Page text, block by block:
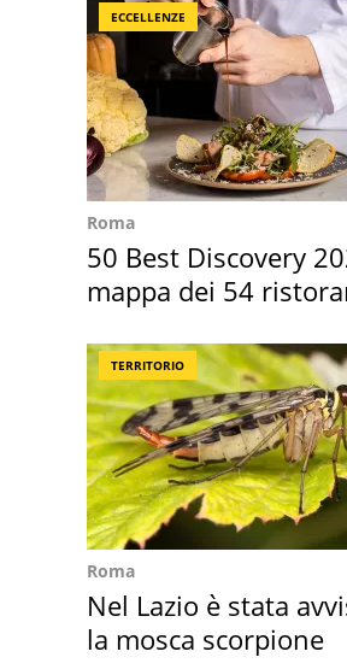
ECCELLENZE
Roma
50 Best Discovery
mappa dei 54
TERRITORIO
Roma
Nel Lazio è stata
la mosca scorpione